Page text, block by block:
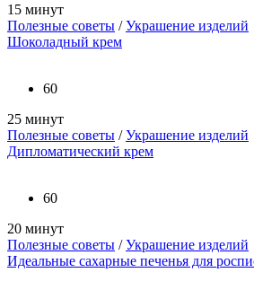
15 минут
Полезные советы /Украшение изделий
Шоколадный крем
60
25 минут
Полезные советы /Украшение изделий
Дипломатический крем
60
20 минут
Полезные советы /Украшение изделий
Идеальные сахарные печенья для